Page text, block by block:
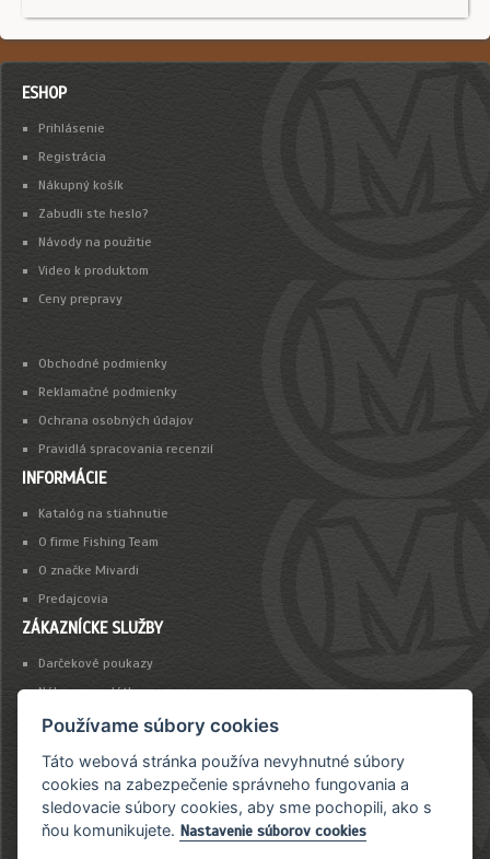
ESHOP
Prihlásenie
Registrácia
Nákupný košík
Zabudli ste heslo?
Návody na použitie
Video k produktom
Ceny prepravy
Obchodné podmienky
Reklamačné podmienky
Ochrana osobných údajov
Pravidlá spracovania recenzií
INFORMÁCIE
Katalóg na stiahnutie
O firme Fishing Team
O značke Mivardi
Predajcovia
ZÁKAZNÍCKE SLUŽBY
Darčekové poukazy
Nákup na splátky
Platba kartou
NEWSLETTER
Chcete byť vždy včas informovaný o našich novinkách a akciovej ponuke?
Používame súbory cookies
Táto webová stránka používa nevyhnutné súbory
cookies na zabezpečenie správneho fungovania a
sledovacie súbory cookies, aby sme pochopili, ako s
ňou komunikujete. Nastavenie súborov cookies